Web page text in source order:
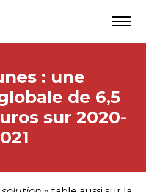
: une
de 6,5
sur 2020-